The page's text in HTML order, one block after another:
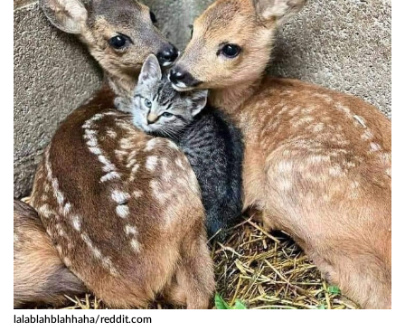
lalablahblahhaha/reddit.com